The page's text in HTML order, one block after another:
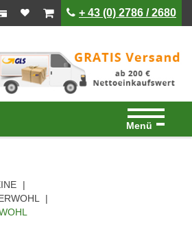
ist leerist leer+ 43 (0) 2786 / 2680
Menü